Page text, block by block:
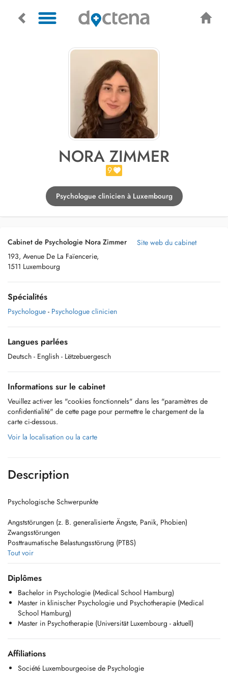
NORA ZIMMER
9
Psychologue clinicien à Luxembourg
Cabinet de Psychologie Nora Zimmer
193, Avenue De La Faïencerie,
1511 Luxembourg
Site web du cabinet
Spécialités
Psychologue - Psychologue clinicien
Langues parlées
Deutsch - English - Lëtzebuergesch
Informations sur le cabinet
Veuillez activer les "cookies fonctionnels" dans les "paramètres de
confidentialité" de cette page pour permettre le chargement de la
carte ci-dessous.
Voir la localisation ou la carte
Description
Psychologische Schwerpunkte
Angststörungen (z. B. generalisierte Ängste, Panik, Phobien)
Zwangsstörungen
Posttraumatische Belastungsstörung (PTBS)
Psychische Belastungen im Zusammenhang mit chronischen
Erkrankungen
Depressive Verstimmungen und Depressionen
Fragen rund um Geschlechtsidentität und Genderdysphorie
Stress, Überforderung und Burnout
Anpassungsschwierigkeiten und Lebenskrisen
Probleme mit dem Selbstwert und Fragen zur Identität
Trennung, Verlust und Trauer
Psychological Focus Areas
Anxiety disorders (e.g., generalized anxiety, panic, phobias)
Tout voir
Diplômes
Bachelor in Psychologie (Medical School Hamburg)
Master in klinischer Psychologie und Psychotherapie (Medical
School Hamburg)
Master in Psychotherapie (Universität Luxembourg - aktuell)
Affiliations
Société Luxembourgeoise de Psychologie